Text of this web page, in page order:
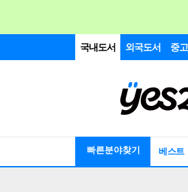
국내도서 외국도서 중
빠른분야찾기 베스트